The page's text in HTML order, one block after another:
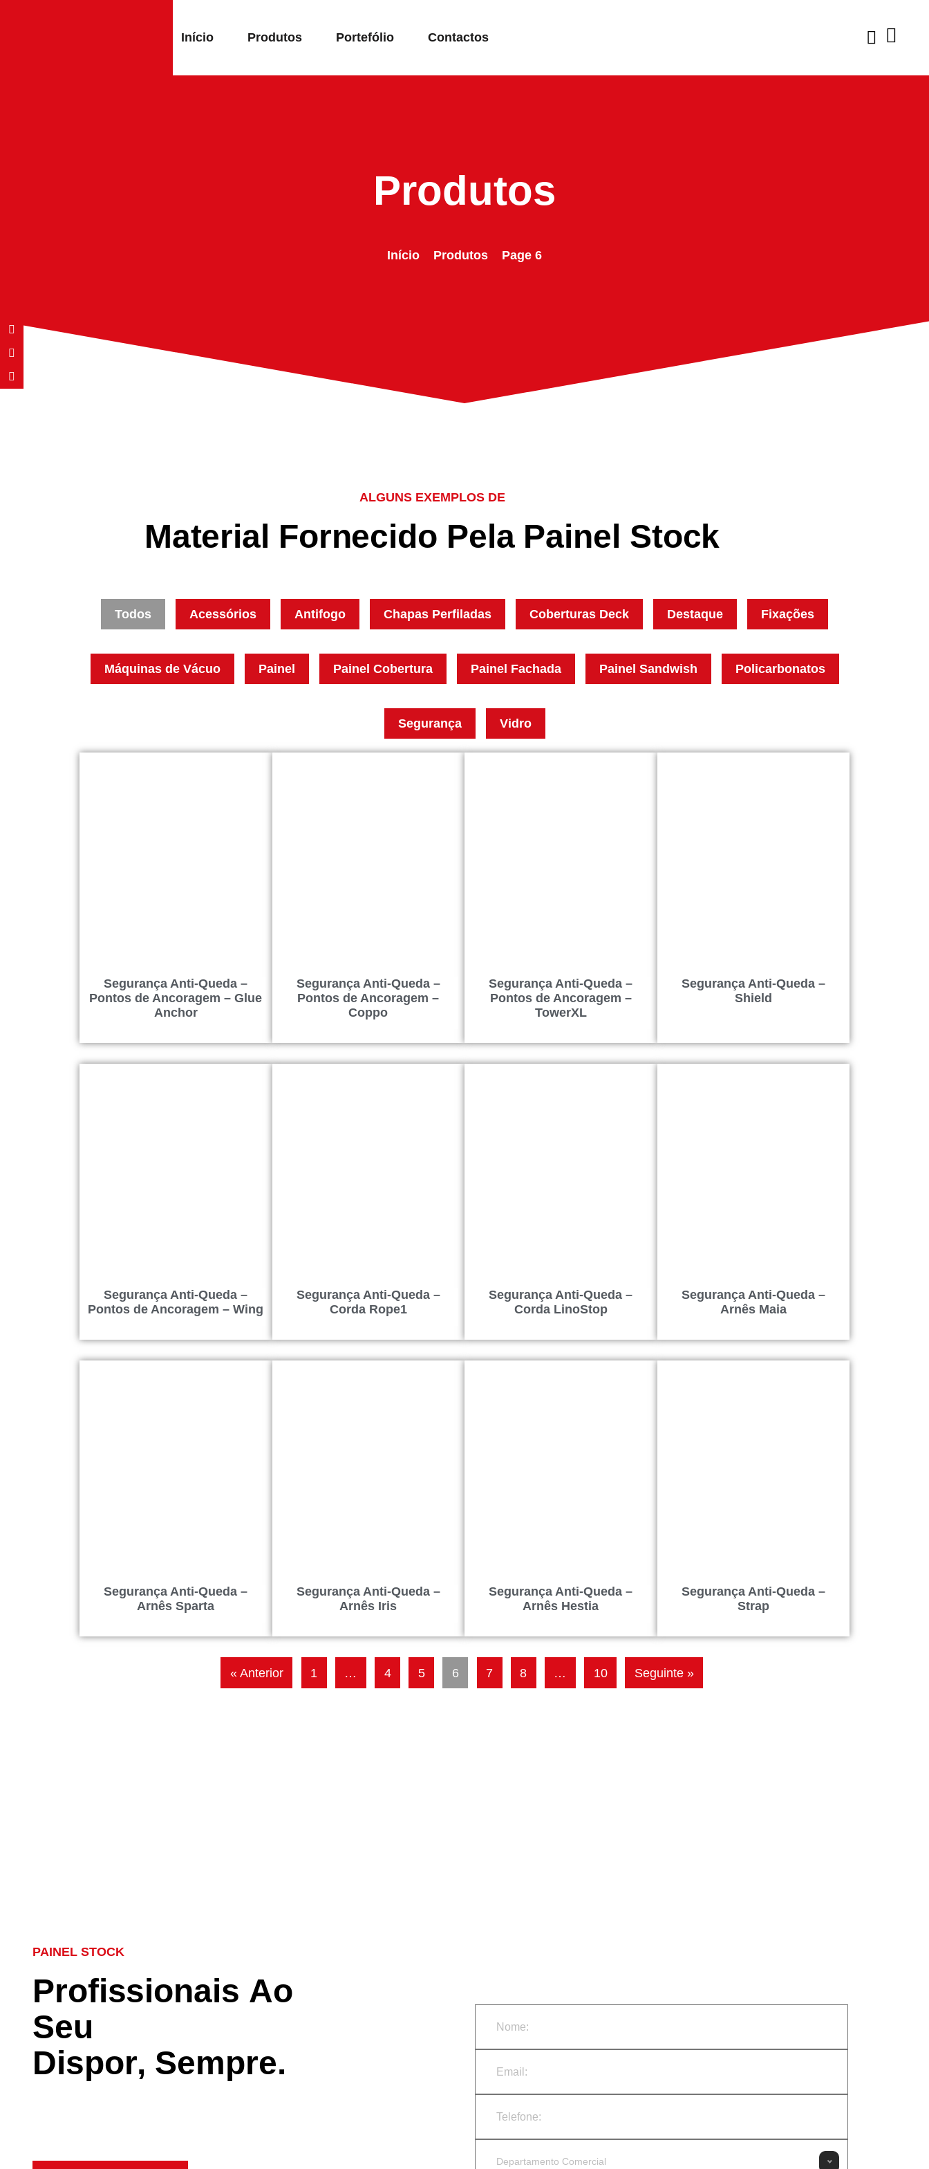
Início Produtos Portefólio Contactos
Produtos
Início Produtos Page 6
ALGUNS EXEMPLOS DE
Material Fornecido Pela Painel Stock
Todos Acessórios Antifogo Chapas Perfiladas Coberturas Deck Destaque Fixações
Máquinas de Vácuo Painel Painel Cobertura Painel Fachada Painel Sandwish Policarbonatos
Segurança Vidro
Segurança Anti-Queda –
Pontos de Ancoragem – Glue
Anchor
Segurança Anti-Queda –
Pontos de Ancoragem –
Coppo
Segurança Anti-Queda –
Pontos de Ancoragem –
TowerXL
Segurança Anti-Queda –
Shield
Segurança Anti-Queda –
Pontos de Ancoragem – Wing
Segurança Anti-Queda –
Corda Rope1
Segurança Anti-Queda –
Corda LinoStop
Segurança Anti-Queda –
Arnês Maia
Segurança Anti-Queda –
Arnês Sparta
Segurança Anti-Queda –
Arnês Iris
Segurança Anti-Queda –
Arnês Hestia
Segurança Anti-Queda –
Strap
« Anterior 1 … 4 5 6 7 8 … 10 Seguinte »
PAINEL STOCK
Profissionais Ao
Seu
Dispor, Sempre.
Departamento Comercial